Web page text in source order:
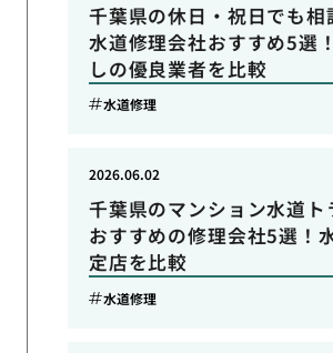
千葉県の休日・祝日でも相
水道修理会社おすすめ5選
しの優良業者を比較
水道修理
千葉県のマンション水道ト
おすすめの修理会社5選！
定店を比較
2026.06.02
水道修理